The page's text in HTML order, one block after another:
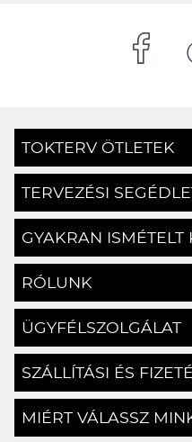
TOKTERV ÖTLETEK
TERVEZÉSI
GYAKRAN ISMÉTELT
RÓLUNK
ÜGYFÉLSZOLGÁLAT
SZÁLLÍTÁSI ÉS
MIÉRT VÁLASSZ